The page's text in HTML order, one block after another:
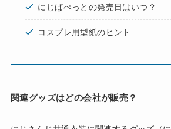
にじぱぺっとの発売日はいつ？
コスプレ用型紙のヒント
関連グッズはどの会社が販売？